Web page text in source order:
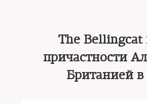
The
причастности
Британией